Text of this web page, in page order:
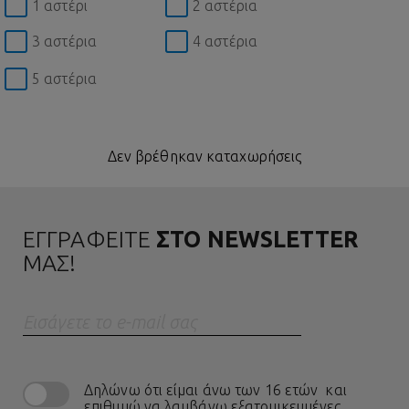
1 αστέρι 2 αστέρια
3 αστέρια 4 αστέρια
5 αστέρια
Δεν βρέθηκαν καταχωρήσεις
ΕΓΓΡΑΦΕΙΤΕ ΣΤΟ NEWSLETTER
ΜΑΣ!
Δηλώνω ότι είμαι άνω των 16 ετών και